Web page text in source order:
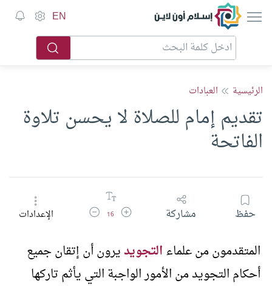
إسلام أون لاين EN
الرئيسية العبادات
تقديم إمام للصلاة لا يحسن تلاوة
الفاتحة
حفظ مشاركة زيادة حجم الخط
16 تقليل حجم الخطالإعدادات
المتقدمون من علماءالتجويديرون أن إتقان جميع
أحكام التجويد من الأمور الواجبة التي يأثم تاركها